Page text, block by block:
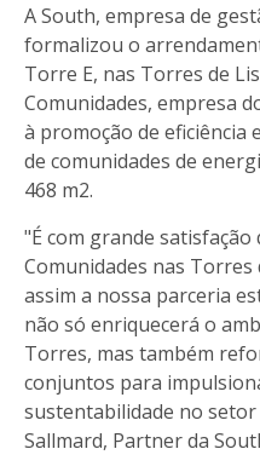
A South, empresa de
formalizou o
Torre E, nas Torres de
Comunidades, empresa
à promoção de eficiência
de comunidades de
468 m2.
"É com grande
Comunidades nas
assim a nossa parceria
não só enriquecerá o
Torres, mas também
conjuntos para
sustentabilidade no
Sallmard, Partner da